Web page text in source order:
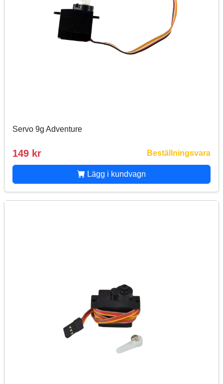
Servo 9g Adventure
149 kr Beställningsvara
Lägg i kundvagn